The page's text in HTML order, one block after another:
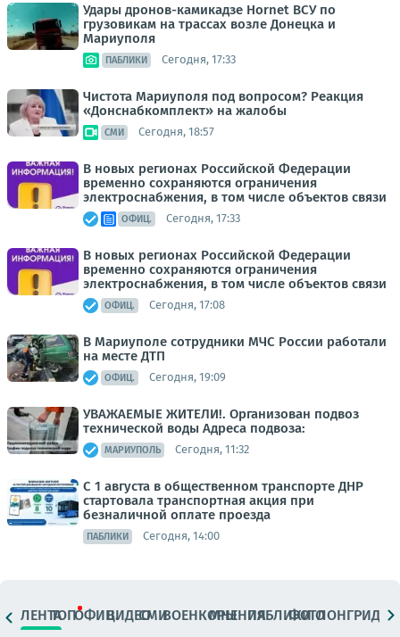
Удары дронов-камикадзе Hornet ВСУ по
грузовикам на трассах возле Донецка и
Мариуполя
ПАБЛИКИ Сегодня, 17:33
Чистота Мариуполя под вопросом? Реакция
«Донснабкомплект» на жалобы
СМИ Сегодня, 18:57
В новых регионах Российской Федерации
временно сохраняются ограничения
электроснабжения, в том числе объектов связи
ОФИЦ. Сегодня, 17:33
В новых регионах Российской Федерации
временно сохраняются ограничения
электроснабжения, в том числе объектов связи
ОФИЦ. Сегодня, 17:08
В Мариуполе сотрудники МЧС России работали
на месте ДТП
ОФИЦ. Сегодня, 19:09
УВАЖАЕМЫЕ ЖИТЕЛИ!. Организован подвоз
технической воды Адреса подвоза:
МАРИУПОЛЬ Сегодня, 11:32
С 1 августа в общественном транспорте ДНР
стартовала транспортная акция при
безналичной оплате проезда
ПАБЛИКИ Сегодня, 14:00
ЛЕНТАТОПОФИЦ.ВИДЕОСМИВОЕНКОРЫМНЕНИЯПАБЛИКИ
ФОТОЛОНГРИДЫ